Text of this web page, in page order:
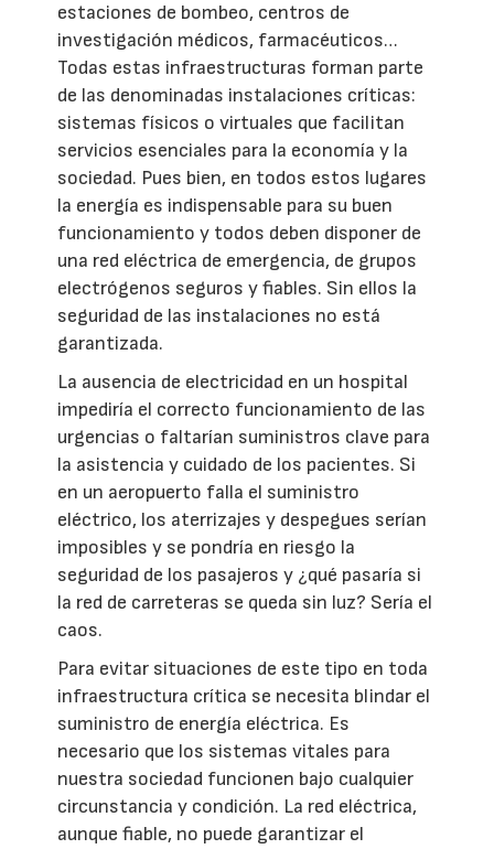
estaciones de bombeo, centros de
investigación médicos, farmacéuticos…
Todas estas infraestructuras forman parte
de las denominadas instalaciones críticas:
sistemas físicos o virtuales que facilitan
servicios esenciales para la economía y la
sociedad. Pues bien, en todos estos lugares
la energía es indispensable para su buen
funcionamiento y todos deben disponer de
una red eléctrica de emergencia, de grupos
electrógenos seguros y fiables. Sin ellos la
seguridad de las instalaciones no está
garantizada.
La ausencia de electricidad en un hospital
impediría el correcto funcionamiento de las
urgencias o faltarían suministros clave para
la asistencia y cuidado de los pacientes. Si
en un aeropuerto falla el suministro
eléctrico, los aterrizajes y despegues serían
imposibles y se pondría en riesgo la
seguridad de los pasajeros y ¿qué pasaría si
la red de carreteras se queda sin luz? Sería el
caos.
Para evitar situaciones de este tipo en toda
infraestructura crítica se necesita blindar el
suministro de energía eléctrica. Es
necesario que los sistemas vitales para
nuestra sociedad funcionen bajo cualquier
circunstancia y condición. La red eléctrica,
aunque fiable, no puede garantizar el